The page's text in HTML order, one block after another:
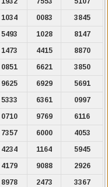
1034 0083
3845
5493 1028
8147
1473 4415
8870
0851 6621
3850
9625 6929
5691
5333 6361
0997
0710 9769
6116
7357 6000
4053
4234 1164
5945
4179 9088
2926
8978 2473
3367